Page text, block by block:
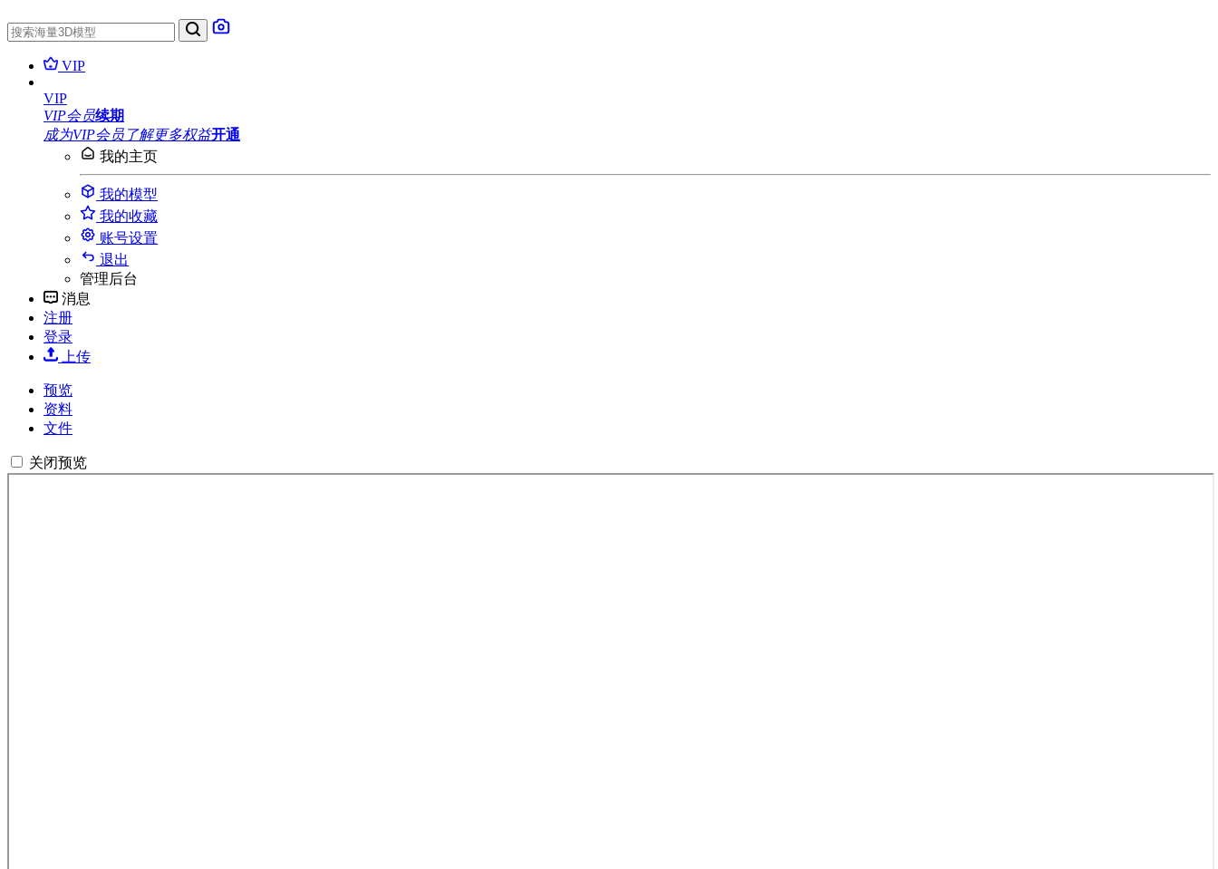
VIP
VIP
VIP会员续期
成为VIP会员 了解更多权益开通
我的主页
我的模型
我的收藏
账号设置
退出
管理后台
消息
注册
登录
上传
预览
资料
文件
关闭预览